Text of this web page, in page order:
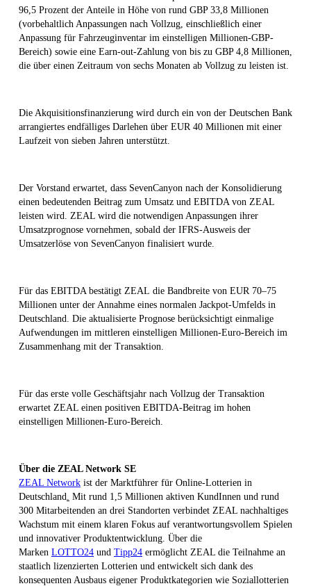
96,5 Prozent der Anteile in Höhe von rund GBP 33,8 Millionen
(vorbehaltlich Anpassungen nach Vollzug, einschließlich einer
Anpassung für Fahrzeuginventar im einstelligen Millionen-GBP-
Bereich) sowie eine Earn-out-Zahlung von bis zu GBP 4,8 Millionen,
die über einen Zeitraum von sechs Monaten ab Vollzug zu leisten ist.
Die Akquisitionsfinanzierung wird durch ein von der Deutschen Bank
arrangiertes endfälliges Darlehen über EUR 40 Millionen mit einer
Laufzeit von sieben Jahren unterstützt.
Der Vorstand erwartet, dass SevenCanyon nach der Konsolidierung
einen bedeutenden Beitrag zum Umsatz und EBITDA von ZEAL
leisten wird. ZEAL wird die notwendigen Anpassungen ihrer
Umsatzprognose vornehmen, sobald der IFRS-Ausweis der
Umsatzerlöse von SevenCanyon finalisiert wurde.
Für das EBITDA bestätigt ZEAL die Bandbreite von EUR 70–75
Millionen unter der Annahme eines normalen Jackpot-Umfelds in
Deutschland. Die aktualisierte Prognose berücksichtigt einmalige
Aufwendungen im mittleren einstelligen Millionen-Euro-Bereich im
Zusammenhang mit der Transaktion.
Für das erste volle Geschäftsjahr nach Vollzug der Transaktion
erwartet ZEAL einen positiven EBITDA-Beitrag im hohen
einstelligen Millionen-Euro-Bereich.
Über die ZEAL Network SE
ZEAL Network ist der Marktführer für Online-Lotterien in
Deutschland
Mit rund 1,5 Millionen aktiven KundInnen und rund
300 Mitarbeitenden an drei Standorten verbindet ZEAL nachhaltiges
Wachstum mit einem klaren Fokus auf verantwortungsvollem Spielen
und innovativer Produktentwicklung. Über die
Marken LOTTO24 und Tipp24 ermöglicht ZEAL die Teilnahme an
staatlich lizenzierten Lotterien und entwickelt sich dank des
konsequenten Ausbaus eigener Produktkategorien wie Soziallotterien